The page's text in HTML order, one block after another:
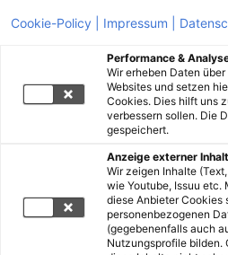
Cookie-Policy | Impressum |
Performance &
Wir erheben Daten
Websites und setzen
Cookies. Dies hilft uns
verbessern sollen. Die
gespeichert.
Anzeige externer
Wir zeigen Inhalte
wie Youtube, Issuu etc.
diese Anbieter Cookies
personenbezogenen
(gegebenenfalls auch
Nutzungsprofile bilden.